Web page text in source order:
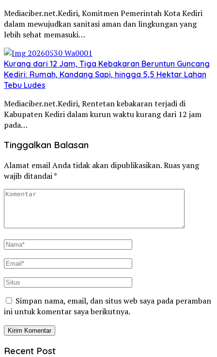
Mediaciber.net.Kediri, Komitmen Pemerintah Kota Kediri
dalam mewujudkan sanitasi aman dan lingkungan yang
lebih sehat memasuki…
Kurang dari 12 Jam, Tiga Kebakaran Beruntun Guncang
Kediri: Rumah, Kandang Sapi, hingga 5,5 Hektar Lahan
Tebu Ludes
Mediaciber.net.Kediri, Rentetan kebakaran terjadi di
Kabupaten Kediri dalam kurun waktu kurang dari 12 jam
pada…
Tinggalkan Balasan
Alamat email Anda tidak akan dipublikasikan.Ruas yang
wajib ditandai*
Simpan nama, email, dan situs web saya pada peramban
ini untuk komentar saya berikutnya.
Recent Post